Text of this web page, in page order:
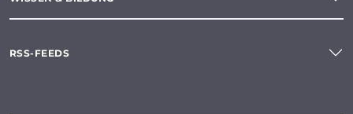
RSS-FEEDS